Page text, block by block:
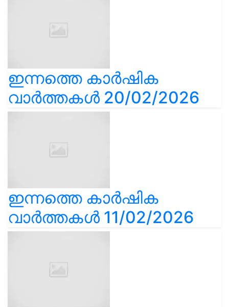
ഇന്നത്തെ കാർഷിക
വാർത്തകൾ 20/02/2026
ഇന്നത്തെ കാർഷിക
വാർത്തകൾ 11/02/2026